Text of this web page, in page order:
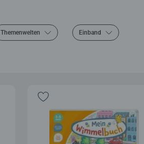
Themenwelten Einband